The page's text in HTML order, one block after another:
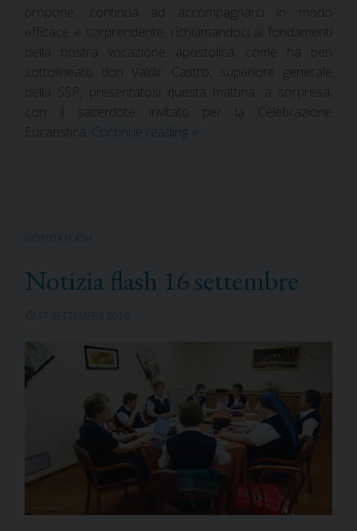
propone, continua ad accompagnarci in modo
efficace e sorprendente, richiamandoci ai fondamenti
della nostra vocazione apostolica, come ha ben
sottolineato don Valdir Castro, superiore generale
della SSP, presentatosi questa mattina, a sorpresa,
con il sacerdote invitato per la Celebrazione
Eucaristica. Continue reading »
NOTIZIA FLASH
Notizia flash 16 settembre
17 SETTEMBRE 2016